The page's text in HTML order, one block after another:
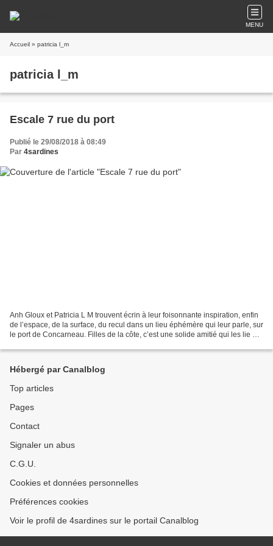
MENU
Accueil » patricia l_m
patricia l_m
Escale 7 rue du port
Publié le 29/08/2018 à 08:49
Par 4sardines
Anh Gloux et Patricia L M trouvent écrin à leur foisonnante inspiration, enfin
de l’espace, de la surface, du recul dans un lieu éphémère qui leur parle, sur
le port de Concarneau. Filles de la côte, c’est une solide amitié qui les lie et
Hébergé par Canalblog
Top articles
Pages
Contact
Signaler un abus
C.G.U.
Cookies et données personnelles
Préférences cookies
Voir le profil de 4sardines sur le portail Canalblog